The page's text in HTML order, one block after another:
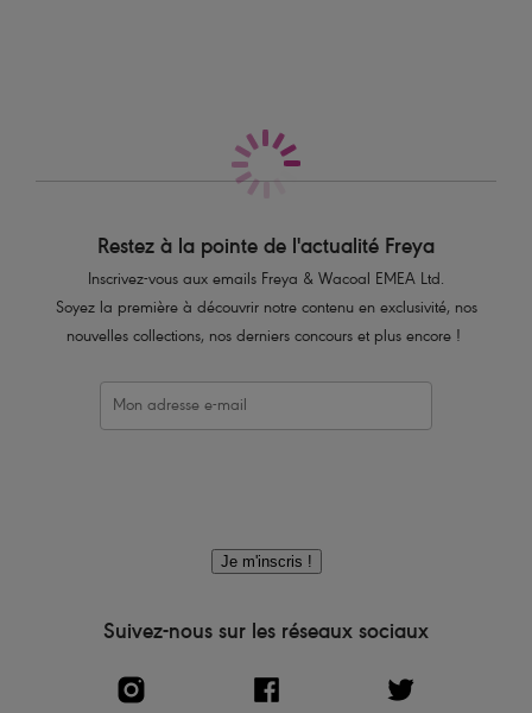
Décolleté en cœur rehausse et sublime la poitrine
Doublure extérieure en crochet
Détail perle métallique embossée à l’entre-sein
Code produit : AS3970ORD
Restez à la pointe de l'actualité Freya
Inscrivez-vous aux emails Freya & Wacoal EMEA Ltd.
Soyez la première à découvrir notre contenu en exclusivité, nos
nouvelles collections, nos derniers concours et plus encore !
Je m'inscris !
Suivez-nous sur les réseaux sociaux